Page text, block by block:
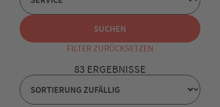
FILTER ZURÜCKSETZEN
83 ERGEBNISSE